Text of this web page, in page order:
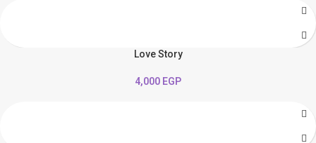
Love Story
4,000 EGP